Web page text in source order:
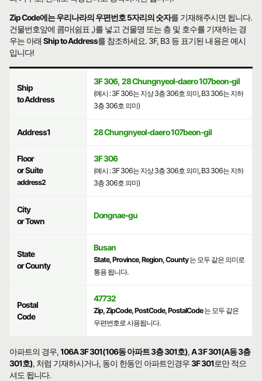
Zip Code에는 우리나라의 우편번호 5자리의 숫자를 기재해주시면 됩니다.
건물번호앞에 콤마(쉼표 ,)를 넣고 건물명 또는 층 및 호수를 기재하는 경
우는 아래Ship to Address를 참조하세요. 3F, B3 등 표기된 내용은 예시
입니다!
Ship
to Address
3F 306, 28 Chungnyeol-daero 107beon-gil
(예시 : 3F 306는 지상 3층 306호 의미, B3 306는 지하
3층 306호 의미)
Address1 28 Chungnyeol-daero 107beon-gil
Floor
or Suite
address2
3F 306
(예시 : 3F 306는 지상 3층 306호 의미, B3 306는 지하
3층 306호 의미)
City
or Town
Dongnae-gu
State
or County
Busan
State, Province, Region, County는 모두 같은 의미로
통용 됩니다.
Postal
Code
47732
Zip, ZipCode, PostCode, PostalCode는 모두 같은
우편번호로 사용됩니다.
아파트의 경우,106A 3F 301(106동 아파트 3층 301호),A 3F 301(A동 3층
301호), 처럼 기재하시거나, 동이 한동인 아파트인경우3F 301로만 적으
셔도 됩니다.